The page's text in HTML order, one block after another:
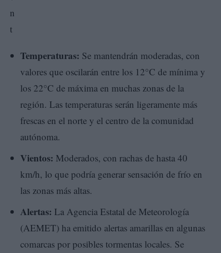
Temperaturas: Se mantendrán moderadas, con
valores que oscilarán entre los 12°C de mínima y
los 22°C de máxima en muchas zonas de la
región. Las temperaturas serán ligeramente más
frescas en el norte y el centro de la comunidad
autónoma.
Vientos: Moderados, con rachas de hasta 40
km/h, lo que podría generar sensación de frío en
las zonas más altas.
Alertas: La Agencia Estatal de Meteorología
(AEMET) ha emitido alertas amarillas en algunas
comarcas por posibles tormentas locales. Se